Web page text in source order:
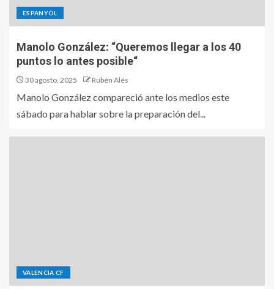
ESPANYOL
Manolo González: “Queremos llegar a los 40
puntos lo antes posible“
30 agosto, 2025 Rubén Alés
Manolo González compareció ante los medios este
sábado para hablar sobre la preparación del...
VALENCIA CF